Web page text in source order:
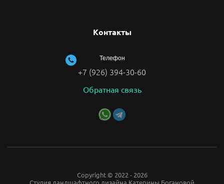
Контакты
Телефон
+7 (926) 394-30-60
Обратная связь
Copyright © 2022 - 2026
Студия ландшафтного дизайна Катерины Богановой